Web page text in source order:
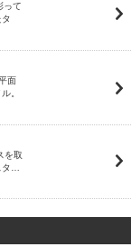
って
面
。
を取
…